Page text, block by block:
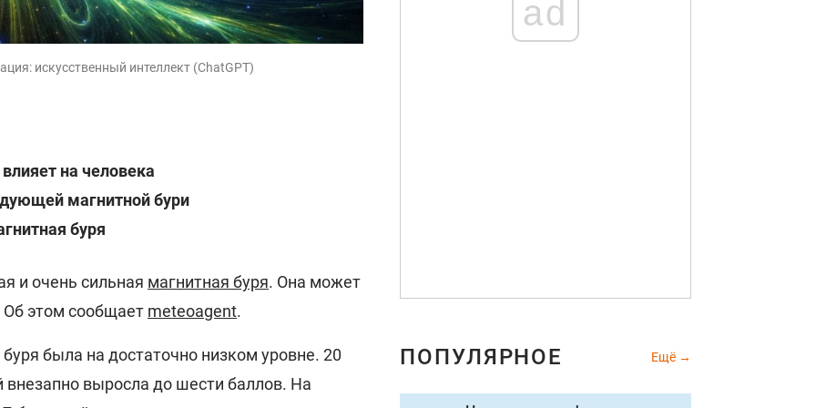
искусственный интеллект (ChatGPT)
на человека
магнитной бури
буря
и очень сильная магнитная буря. Она может
Об этом сообщает meteoagent.
была на достаточно низком уровне. 20
выросла до шести баллов. На
ad
ПОПУЛЯРНОЕ Ещё